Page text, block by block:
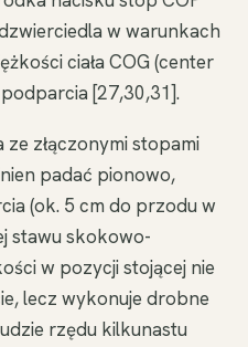
w warunkach
ciała COG (center
[27,30,31].
złączonymi stopami
padać pionowo,
(ok. 5 cm do przodu w
stawu skokowo-
w pozycji stojącej nie
lecz wykonuje drobne
rzędu kilkunastu